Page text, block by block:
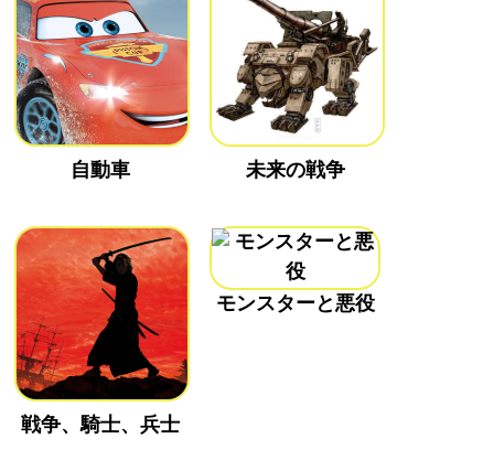
自動車 未来の戦争
戦争、騎士、兵士
モンスターと悪役